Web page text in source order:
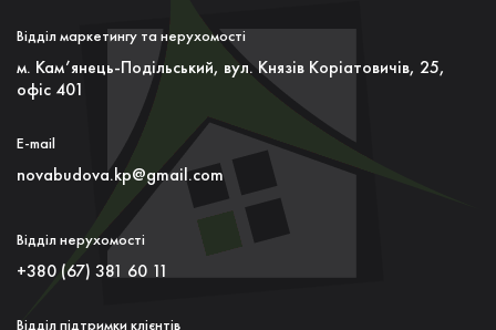
Відділ маркетингу та нерухомості
м. Кам’янець-Подільський, вул. Князiв Коріатовичів, 25,
офiс 401
E-mail
novabudova.kp@gmail.com
Відділ нерухомості
+380 (67) 381 60 11
Відділ підтримки клієнтів